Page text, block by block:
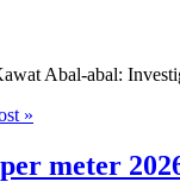
Abal-abal:
»
meter